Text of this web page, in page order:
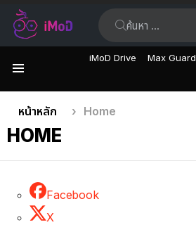
iMoD Drive Max Guard
คุณอยู่ที่นี่:
หน้าหลัก Home
HOME
Facebook
X